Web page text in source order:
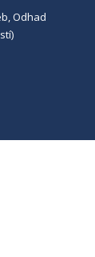
Odhad